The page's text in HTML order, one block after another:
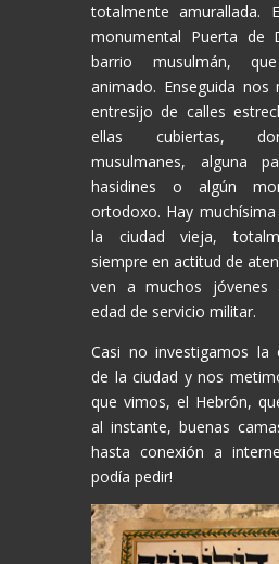
totalmente amurallada.
monumental Puerta de
barrio musulmán,
animado. Enseguida
entresijo de calles
ellas cubiertas,
musulmanes, alguna
hasidines o algún
ortodoxo. Hay
la ciudad vieja,
siempre en actitud de
ven a muchos jóvenes
edad de servicio militar.
Casi no investigamos la
de la ciudad y nos
que vimos, el Hebrón,
al instante, buenas
hasta conexión a
podía pedir!